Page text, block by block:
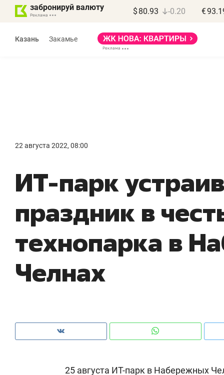
забронируй валюту $ 80.93 -0.20 €
Казань Закамье
22 августа 2022, 08:00
ИТ-парк
праздник в
технопарка в
Челнах
25 августа ИТ-парк в Набережных
девелопера – найти
правильный продукт»
Девелопер из топ-10* застройщиков
Башкортостана входит в Татарстан